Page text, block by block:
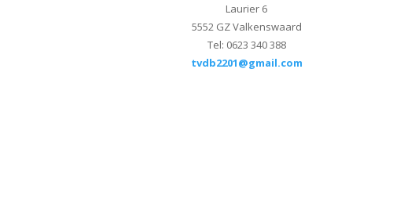
Laurier 6
5552 GZ Valkenswaard
Tel: 0623 340 388
tvdb2201@gmail.com